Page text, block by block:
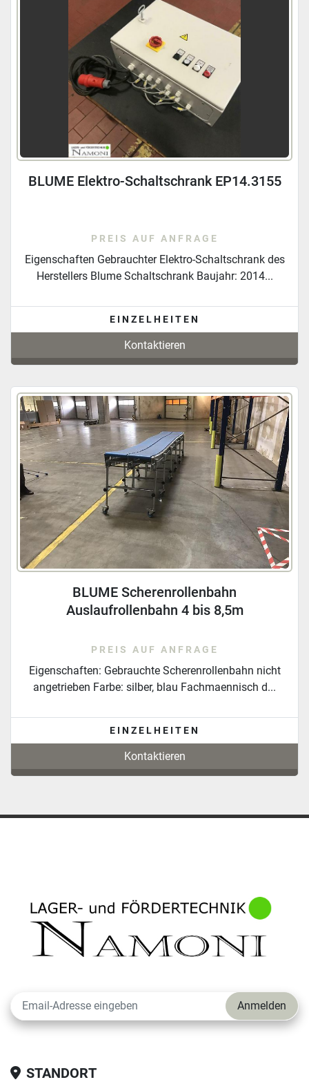
BLUME Elektro-Schaltschrank EP14.3155
PREIS AUF ANFRAGE
Eigenschaften Gebrauchter Elektro-Schaltschrank des
Herstellers Blume Schaltschrank Baujahr: 2014...
EINZELHEITEN
Kontaktieren
BLUME Scherenrollenbahn
Auslaufrollenbahn 4 bis 8,5m
PREIS AUF ANFRAGE
Eigenschaften: Gebrauchte Scherenrollenbahn nicht
angetrieben Farbe: silber, blau Fachmaennisch d...
EINZELHEITEN
Kontaktieren
Anmelden
STANDORT